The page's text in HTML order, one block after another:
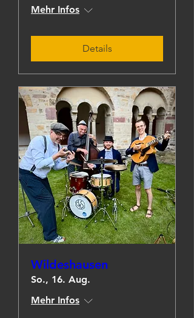
Mehr Infos
Details
Wildeshausen
So., 16. Aug.
Mehr Infos